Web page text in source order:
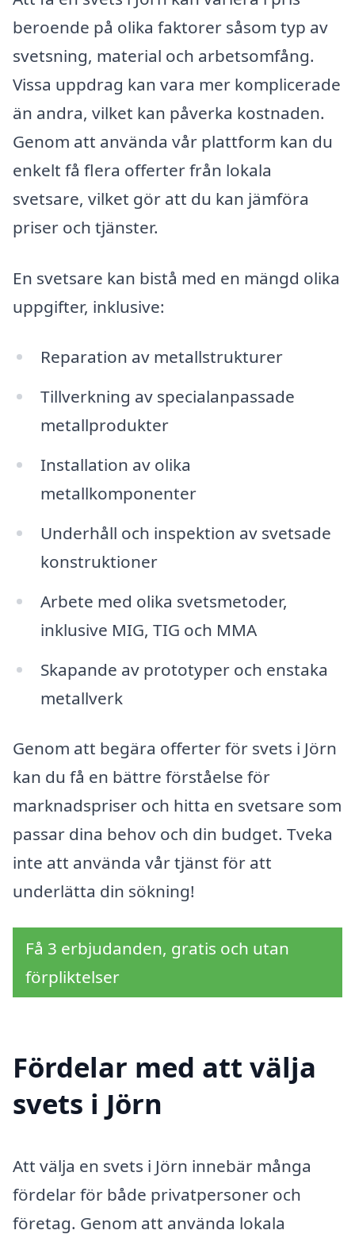
beroende på olika faktorer såsom typ av
svetsning, material och arbetsomfång.
Vissa uppdrag kan vara mer komplicerade
än andra, vilket kan påverka kostnaden.
Genom att använda vår plattform kan du
enkelt få flera offerter från lokala
svetsare, vilket gör att du kan jämföra
priser och tjänster.
En svetsare kan bistå med en mängd olika
uppgifter, inklusive:
Reparation av metallstrukturer
Tillverkning av specialanpassade
metallprodukter
Installation av olika
metallkomponenter
Underhåll och inspektion av svetsade
konstruktioner
Arbete med olika svetsmetoder,
inklusive MIG, TIG och MMA
Skapande av prototyper och enstaka
metallverk
Genom att begära offerter för svets i Jörn
kan du få en bättre förståelse för
marknadspriser och hitta en svetsare som
passar dina behov och din budget. Tveka
inte att använda vår tjänst för att
underlätta din sökning!
Få 3 erbjudanden, gratis och utan
förpliktelser
Fördelar med att välja
svets i Jörn
Att välja en svets i Jörn innebär många
fördelar för både privatpersoner och
företag. Genom att använda lokala